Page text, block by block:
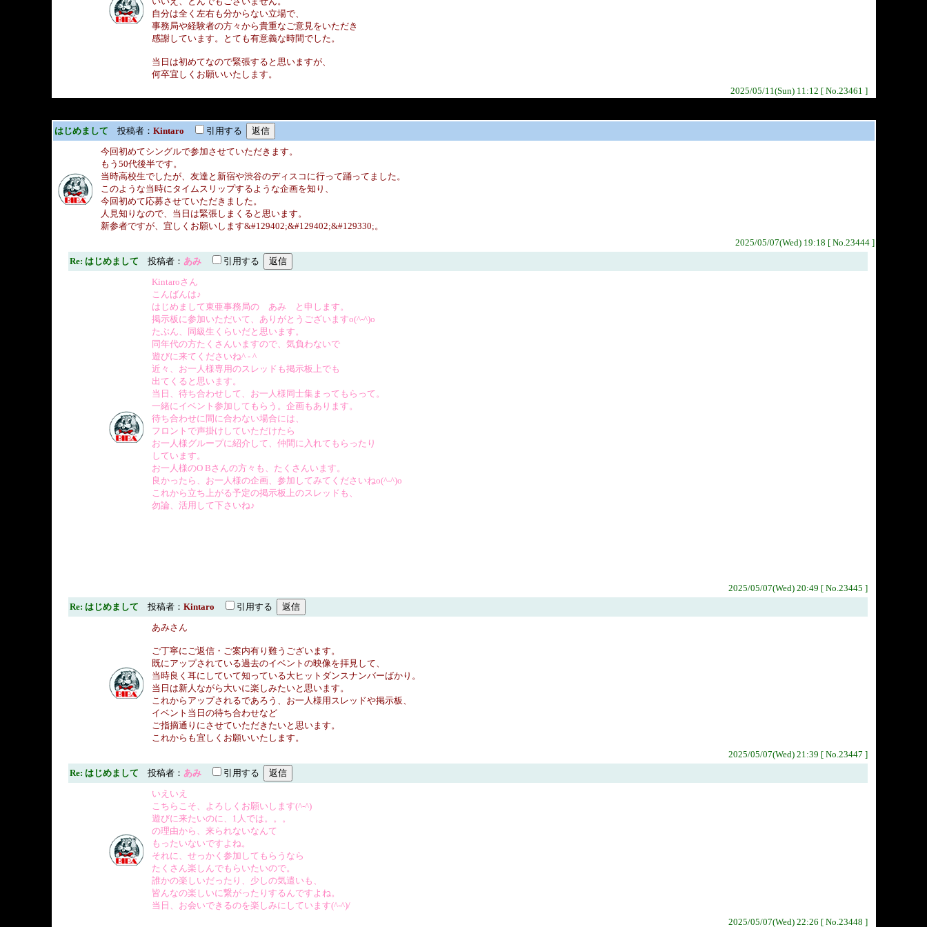
自分は全く左右も分からない立場で、
事務局や経験者の方々から貴重なご意見をいただき
感謝しています。とても有意義な時間でした。
当日は初めてなので緊張すると思いますが、
何卒宜しくお願いいたします。
2025/05/11(Sun) 11:12 [ No.23461 ]
はじめまして 投稿者： Kintaro
引用する
今回初めてシングルで参加させていただきます。
もう50代後半です。
当時高校生でしたが、友達と新宿や渋谷のディスコに行って踊ってました。
このような当時にタイムスリップするような企画を知り、
今回初めて応募させていただきました。
人見知りなので、当日は緊張しまくると思います。
新参者ですが、宜しくお願いします&#129402;&#129402;&#129330;。
2025/05/07(Wed) 19:18 [ No.23444 ]
Re: はじめまして
投稿者： あみ
引用する
Kintaroさん
こんばんは♪
はじめまして東亜事務局の あみ と申します。
掲示板に参加いただいて、ありがとうございますo(^-^)o
たぶん、同級生くらいだと思います。
同年代の方たくさんいますので、気負わないで
遊びに来てくださいね^ - ^
近々、お一人様専用のスレッドも掲示板上でも
出てくると思います。
当日、待ち合わせして、お一人様同士集まってもらって。
一緒にイベント参加してもらう。企画もあります。
待ち合わせに間に合わない場合には、
フロントで声掛けしていただけたら
お一人様グループに紹介して、仲間に入れてもらったり
しています。
お一人様のO Bさんの方々も、たくさんいます。
良かったら、お一人様の企画、参加してみてくださいねo(^-^)o
これから立ち上がる予定の掲示板上のスレッドも、
勿論、活用して下さいね♪
2025/05/07(Wed) 20:49 [ No.23445 ]
Re: はじめまして
投稿者： Kintaro
引用する
あみさん
ご丁寧にご返信・ご案内有り難うございます。
既にアップされている過去のイベントの映像を拝見して、
当時良く耳にしていて知っている大ヒットダンスナンバーばかり。
当日は新人ながら大いに楽しみたいと思います。
これからアップされるであろう、お一人様用スレッドや掲示板、
イベント当日の待ち合わせなど
ご指摘通りにさせていただきたいと思います。
これからも宜しくお願いいたします。
2025/05/07(Wed) 21:39 [ No.23447 ]
Re: はじめまして
投稿者： あみ
引用する
いえいえ
こちらこそ、よろしくお願いします(^-^)
遊びに来たいのに、1人では。。。
の理由から、来られないなんて
もったいないですよね。
それに、せっかく参加してもらうなら
たくさん楽しんでもらいたいので。
誰かの楽しいだったり、少しの気遣いも、
皆んなの楽しいに繋がったりするんですよね。
当日、お会いできるのを楽しみにしています(^-^)/
2025/05/07(Wed) 22:26 [ No.23448 ]